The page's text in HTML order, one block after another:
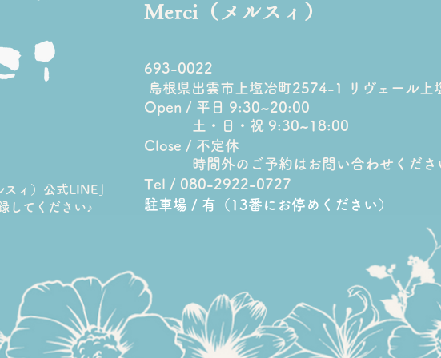
筋ケアで「私も変われるか
も？」を体感しませんか
表情筋ケアで「
Merci（メルスィ）
693-0022
島根県出雲市上塩冶町2574-1 リヴェール上
Open / 平日 9:30~20:00
土・日・祝 9:30~18:00
Close / 不定休
時間外のご予約はお問い合わせくださ
Tel / 080-2922-0727
駐車場 / 有（13番にお停めください）
ィ）公式LINE」
してください♪